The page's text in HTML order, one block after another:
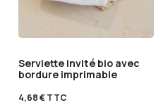
Serviette invité bio avec
bordure imprimable
4,68€TTC